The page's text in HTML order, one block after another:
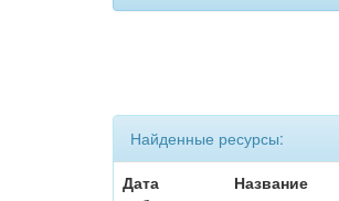
Найденные ресурсы:
Дата
Название